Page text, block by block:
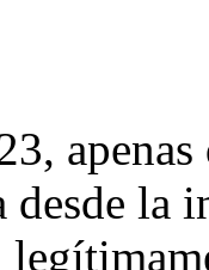
apenas
desde la